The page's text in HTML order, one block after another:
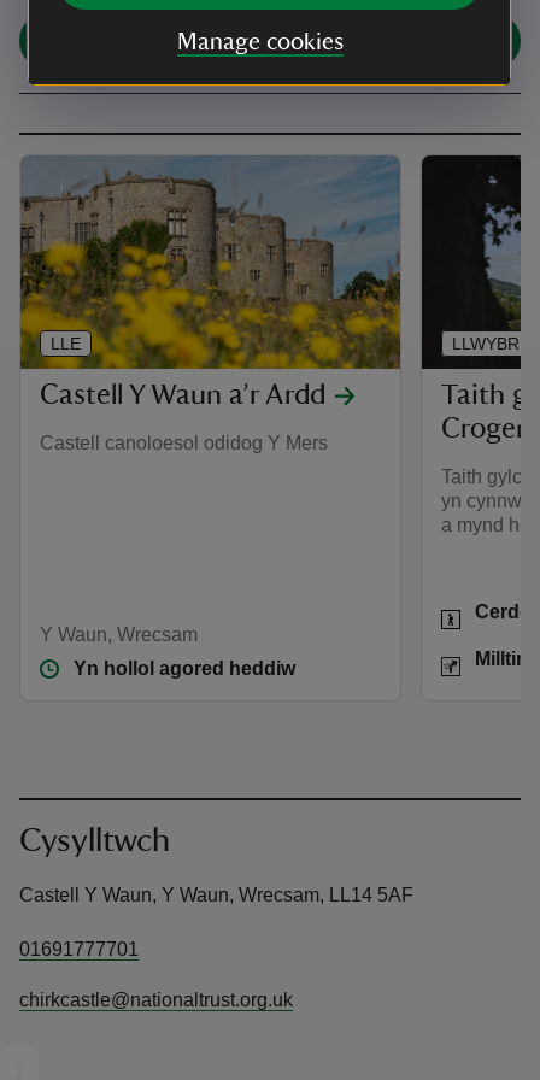
Manage cookies
Share
Castell Y Waun a’r Ardd
Castell canoloesol odidog Y Mers
Y Waun, Wrecsam
Yn hollol agored heddiw
LLE
Taith
Crogen
Taith
yn
a mynd
Pellter
LLWYBR
Cysylltwch
Castell Y Waun, Y Waun, Wrecsam, LL14 5AF
01691777701
chirkcastle@nationaltrust.org.uk